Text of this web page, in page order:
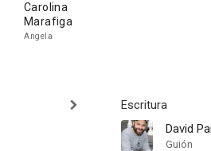
Carolina
Marafiga
Angela
Escritura
David
Guión